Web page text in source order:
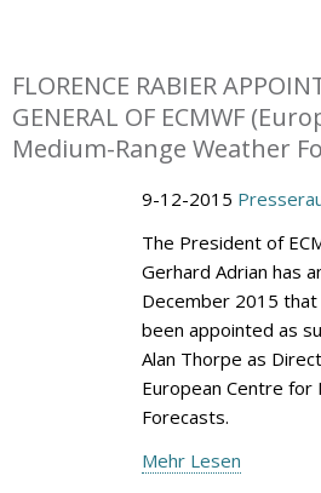
FLORENCE RABIER
GENERAL OF ECMWF
Medium-Range Weather
9-12-2015
The President of
Gerhard Adrian has
December 2015 that
been appointed as
Alan Thorpe as
European Centre for
Forecasts.
Mehr Lesen